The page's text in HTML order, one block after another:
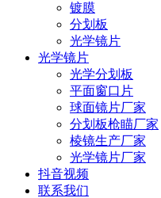
镀膜
分划板
光学镜片
光学镜片
光学分划板
平面窗口片
球面镜片厂家
分划板枪瞄厂家
棱镜生产厂家
光学镜片厂家
抖音视频
联系我们